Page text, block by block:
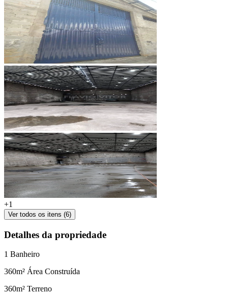
+1
Ver todos os itens (6)
Detalhes da propriedade
1 Banheiro
360m² Área Construída
360m² Terreno